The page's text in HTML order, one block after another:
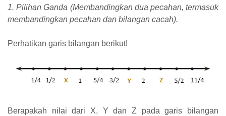
1. Pilihan Ganda (Membandingkan dua pecahan, termasuk
membandingkan pecahan dan bilangan cacah).
Perhatikan garis bilangan berikut!
Berapakah nilai dari X, Y dan Z pada garis bilangan